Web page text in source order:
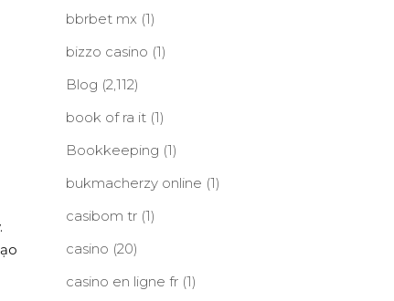
bbrbet mx (1)
bizzo casino (1)
Blog (2,112)
book of ra it(1)
Bookkeeping (1)
bukmacherzy online (1)
casibom tr(1)
casino (20)
casino en ligne fr(1)